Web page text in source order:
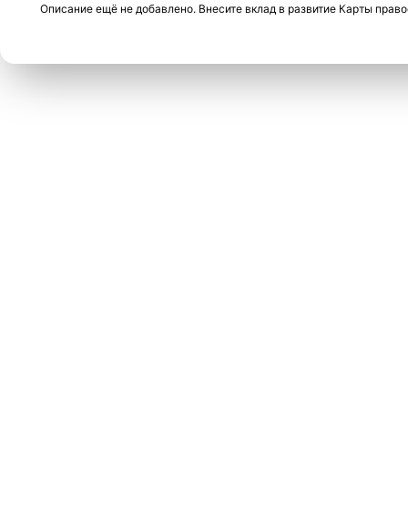
Описание ещё не добавлено. Внесите вклад в развитие Карты